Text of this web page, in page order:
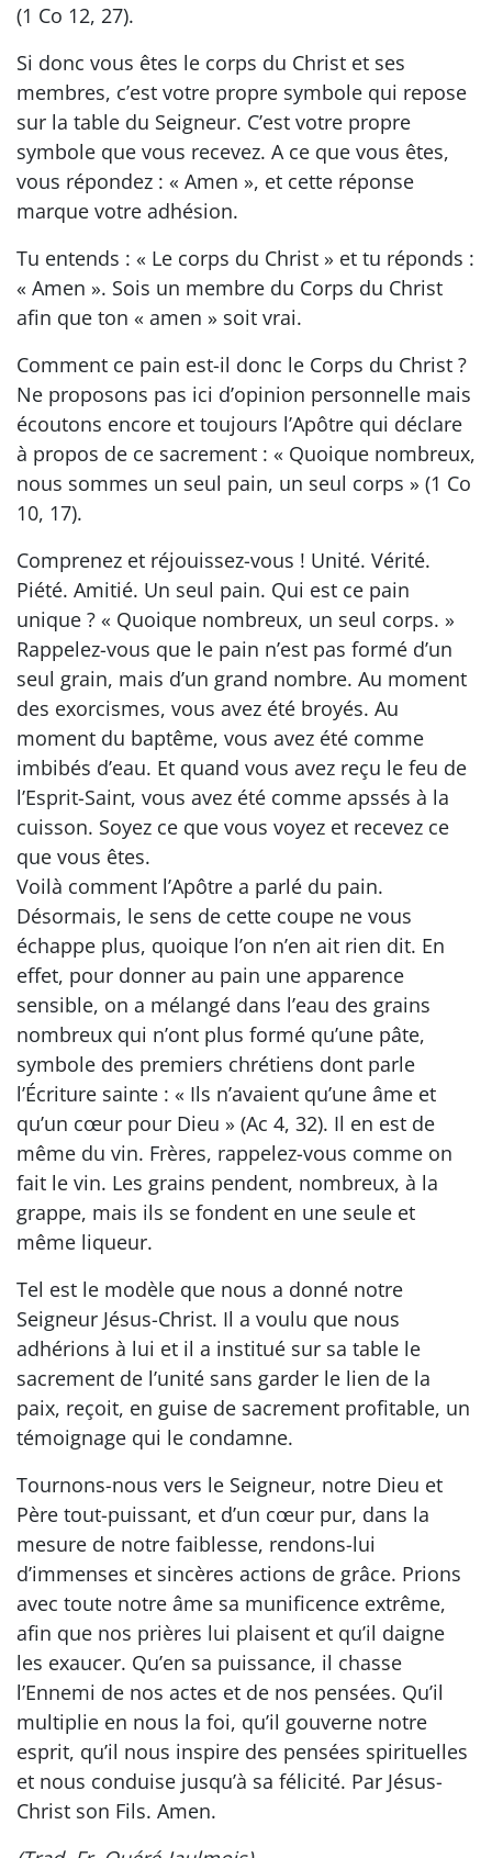
(1 Co 12, 27).
Si donc vous êtes le corps du Christ et ses
membres, c’est votre propre symbole qui repose
sur la table du Seigneur. C’est votre propre
symbole que vous recevez. A ce que vous êtes,
vous répondez : « Amen », et cette réponse
marque votre adhésion.
Tu entends : « Le corps du Christ » et tu réponds :
« Amen ». Sois un membre du Corps du Christ
afin que ton « amen » soit vrai.
Comment ce pain est-il donc le Corps du Christ ?
Ne proposons pas ici d’opinion personnelle mais
écoutons encore et toujours l’Apôtre qui déclare
à propos de ce sacrement : « Quoique nombreux,
nous sommes un seul pain, un seul corps » (1 Co
10, 17).
Comprenez et réjouissez-vous ! Unité. Vérité.
Piété. Amitié. Un seul pain. Qui est ce pain
unique ? « Quoique nombreux, un seul corps. »
Rappelez-vous que le pain n’est pas formé d’un
seul grain, mais d’un grand nombre. Au moment
des exorcismes, vous avez été broyés. Au
moment du baptême, vous avez été comme
imbibés d’eau. Et quand vous avez reçu le feu de
l’Esprit-Saint, vous avez été comme apssés à la
cuisson. Soyez ce que vous voyez et recevez ce
que vous êtes.
Voilà comment l’Apôtre a parlé du pain.
Désormais, le sens de cette coupe ne vous
échappe plus, quoique l’on n’en ait rien dit. En
effet, pour donner au pain une apparence
sensible, on a mélangé dans l’eau des grains
nombreux qui n’ont plus formé qu’une pâte,
symbole des premiers chrétiens dont parle
l’Écriture sainte : « Ils n’avaient qu’une âme et
qu’un cœur pour Dieu » (Ac 4, 32). Il en est de
même du vin. Frères, rappelez-vous comme on
fait le vin. Les grains pendent, nombreux, à la
grappe, mais ils se fondent en une seule et
même liqueur.
Tel est le modèle que nous a donné notre
Seigneur Jésus-Christ. Il a voulu que nous
adhérions à lui et il a institué sur sa table le
sacrement de l’unité sans garder le lien de la
paix, reçoit, en guise de sacrement profitable, un
témoignage qui le condamne.
Tournons-nous vers le Seigneur, notre Dieu et
Père tout-puissant, et d’un cœur pur, dans la
mesure de notre faiblesse, rendons-lui
d’immenses et sincères actions de grâce. Prions
avec toute notre âme sa munificence extrême,
afin que nos prières lui plaisent et qu’il daigne
les exaucer. Qu’en sa puissance, il chasse
l’Ennemi de nos actes et de nos pensées. Qu’il
multiplie en nous la foi, qu’il gouverne notre
esprit, qu’il nous inspire des pensées spirituelles
et nous conduise jusqu’à sa félicité. Par Jésus-
Christ son Fils. Amen.